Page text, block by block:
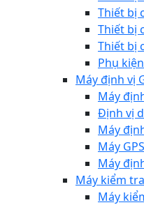
Thiết bị
Thiết bị
Thiết bị
Phụ
Máy định vị
Máy
Định vị
Máy
Máy
Máy
Máy kiểm
Máy